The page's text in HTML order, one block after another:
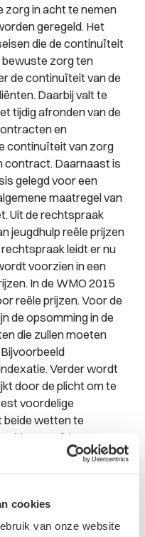
cookies
van onze website
zorg in acht te nemen
geregeld. Het
die de continuïteit
bewuste zorg ten
de continuïteit van de
Daarbij valt te
tijdig afronden van de
en
continuïteit van zorg
contract. Daarnaast is
gelegd voor een
maatregel van
Uit de rechtspraak
jeugdhulp reële prijzen
leidt er nu
voorzien in een
In de WMO 2015
reële prijzen. Voor de
de opsomming in de
die zullen moeten
Verder wordt
door de plicht om te
voordelige
beide wetten te
blog gewijd.